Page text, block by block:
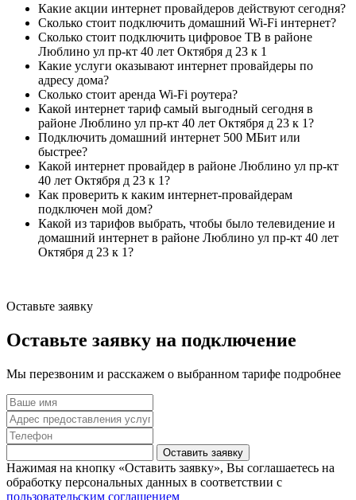
Какие акции интернет провайдеров действуют сегодня?
Сколько стоит подключить домашний Wi-Fi интернет?
Сколько стоит подключить цифровое ТВ в районе
Люблино ул пр-кт 40 лет Октября д 23 к 1
Какие услуги оказывают интернет провайдеры по
адресу дома?
Сколько стоит аренда Wi-Fi роутера?
Какой интернет тариф самый выгодный сегодня в
районе Люблино ул пр-кт 40 лет Октября д 23 к 1?
Подключить домашний интернет 500 МБит или
быстрее?
Какой интернет провайдер в районе Люблино ул пр-кт
40 лет Октября д 23 к 1?
Как проверить к каким интернет-провайдерам
подключен мой дом?
Какой из тарифов выбрать, чтобы было телевидение и
домашний интернет в районе Люблино ул пр-кт 40 лет
Октября д 23 к 1?
Оставьте заявку
Оставьте заявку на подключение
Мы перезвоним и расскажем о выбранном тарифе подробнее
Оставить заявку
Нажимая на кнопку «Оставить заявку», Вы соглашаетесь на
обработку персональных данных в соответствии с
пользовательским соглашением